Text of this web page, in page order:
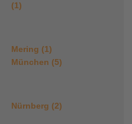
(1)
Mering (1)
München (5)
Nürnberg (2)